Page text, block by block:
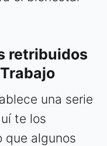
retribuidos
una serie
te los
que algunos